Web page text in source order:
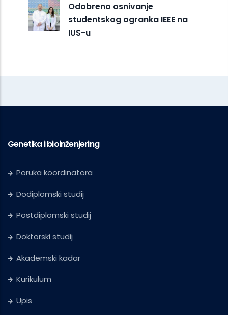
Odobreno osnivanje
studentskog ogranka IEEE na
IUS-u
Genetika i bioinženjering
Poruka koordinatora
Dodiplomski studij
Postdiplomski studij
Doktorski studij
Akademski kadar
Kurikulum
Upis